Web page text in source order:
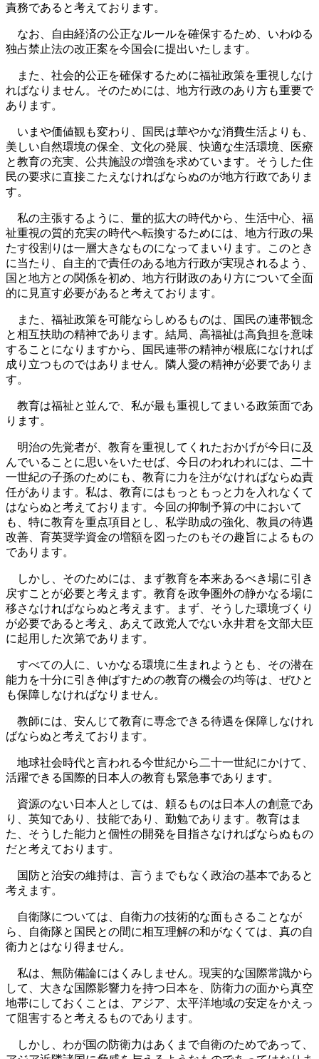
責務であると考えております。
なお、自由経済の公正なルールを確保するため、いわゆる
独占禁止法の改正案を今国会に提出いたします。
また、社会的公正を確保するために福祉政策を重視しなけ
ればなりません。そのためには、地方行政のあり方も重要で
あります。
いまや価値観も変わり、国民は華やかな消費生活よりも、
美しい自然環境の保全、文化の発展、快適な生活環境、医療
と教育の充実、公共施設の増強を求めています。そうした住
民の要求に直接こたえなければならぬのが地方行政でありま
す。
私の主張するように、量的拡大の時代から、生活中心、福
祉重視の質的充実の時代へ転換するためには、地方行政の果
たす役割りは一層大きなものになってまいります。このとき
に当たり、自主的で責任のある地方行政が実現されるよう、
国と地方との関係を初め、地方行財政のあり方について全面
的に見直す必要があると考えております。
また、福祉政策を可能ならしめるものは、国民の連帯観念
と相互扶助の精神であります。結局、高福祉は高負担を意味
することになりますから、国民連帯の精神が根底になければ
成り立つものではありません。隣人愛の精神が必要でありま
す。
教育は福祉と並んで、私が最も重視してまいる政策面であ
ります。
明治の先覚者が、教育を重視してくれたおかげが今日に及
んでいることに思いをいたせば、今日のわれわれには、二十
一世紀の子孫のためにも、教育に力を注がなければならぬ責
任があります。私は、教育にはもっともっと力を入れなくて
はならぬと考えております。今回の抑制予算の中において
も、特に教育を重点項目とし、私学助成の強化、教員の待遇
改善、育英奨学資金の増額を図ったのもその趣旨によるもの
であります。
しかし、そのためには、まず教育を本来あるべき場に引き
戻すことが必要と考えます。教育を政争圏外の静かなる場に
移さなければならぬと考えます。まず、そうした環境づくり
が必要であると考え、あえて政党人でない永井君を文部大臣
に起用した次第であります。
すべての人に、いかなる環境に生まれようとも、その潜在
能力を十分に引き伸ばすための教育の機会の均等は、ぜひと
も保障しなければなりません。
教師には、安んじて教育に専念できる待遇を保障しなけれ
ばならぬと考えております。
地球社会時代と言われる今世紀から二十一世紀にかけて、
活躍できる国際的日本人の教育も緊急事であります。
資源のない日本人としては、頼るものは日本人の創意であ
り、英知であり、技能であり、勤勉であります。教育はま
た、そうした能力と個性の開発を目指さなければならぬもの
だと考えております。
国防と治安の維持は、言うまでもなく政治の基本であると
考えます。
自衛隊については、自衛力の技術的な面もさることなが
ら、自衛隊と国民との間に相互理解の和がなくては、真の自
衛力とはなり得ません。
私は、無防備論にはくみしません。現実的な国際常識から
して、大きな国際影響力を持つ日本を、防衛力の面から真空
地帯にしておくことは、アジア、太平洋地域の安定をかえっ
て阻害すると考えるものであります。
しかし、わが国の防衛力はあくまで自衛のためであって、